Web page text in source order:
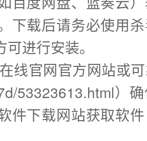
下载后请务必使用
进行安装。
线官网官方网站或
53323613.html）
件下载网站获取软